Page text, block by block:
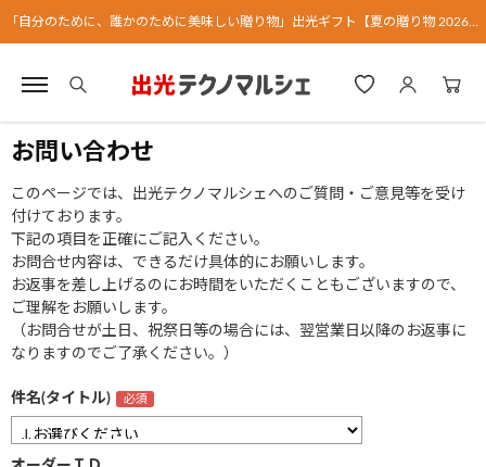
お問い合わせ
このページでは、出光テクノマルシェへのご質問・ご意見等を受け
付けております。
下記の項目を正確にご記入ください。
お問合せ内容は、できるだけ具体的にお願いします。
お返事を差し上げるのにお時間をいただくこともございますので、
ご理解をお願いします。
（お問合せが土日、祝祭日等の場合には、翌営業日以降のお返事に
なりますのでご了承ください。）
件名(タイトル)